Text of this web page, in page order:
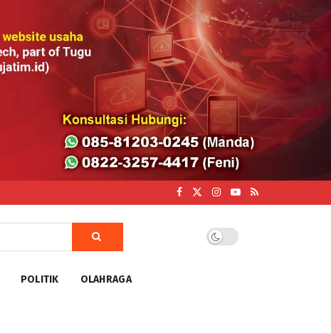
POLITIK OLAHRAGA